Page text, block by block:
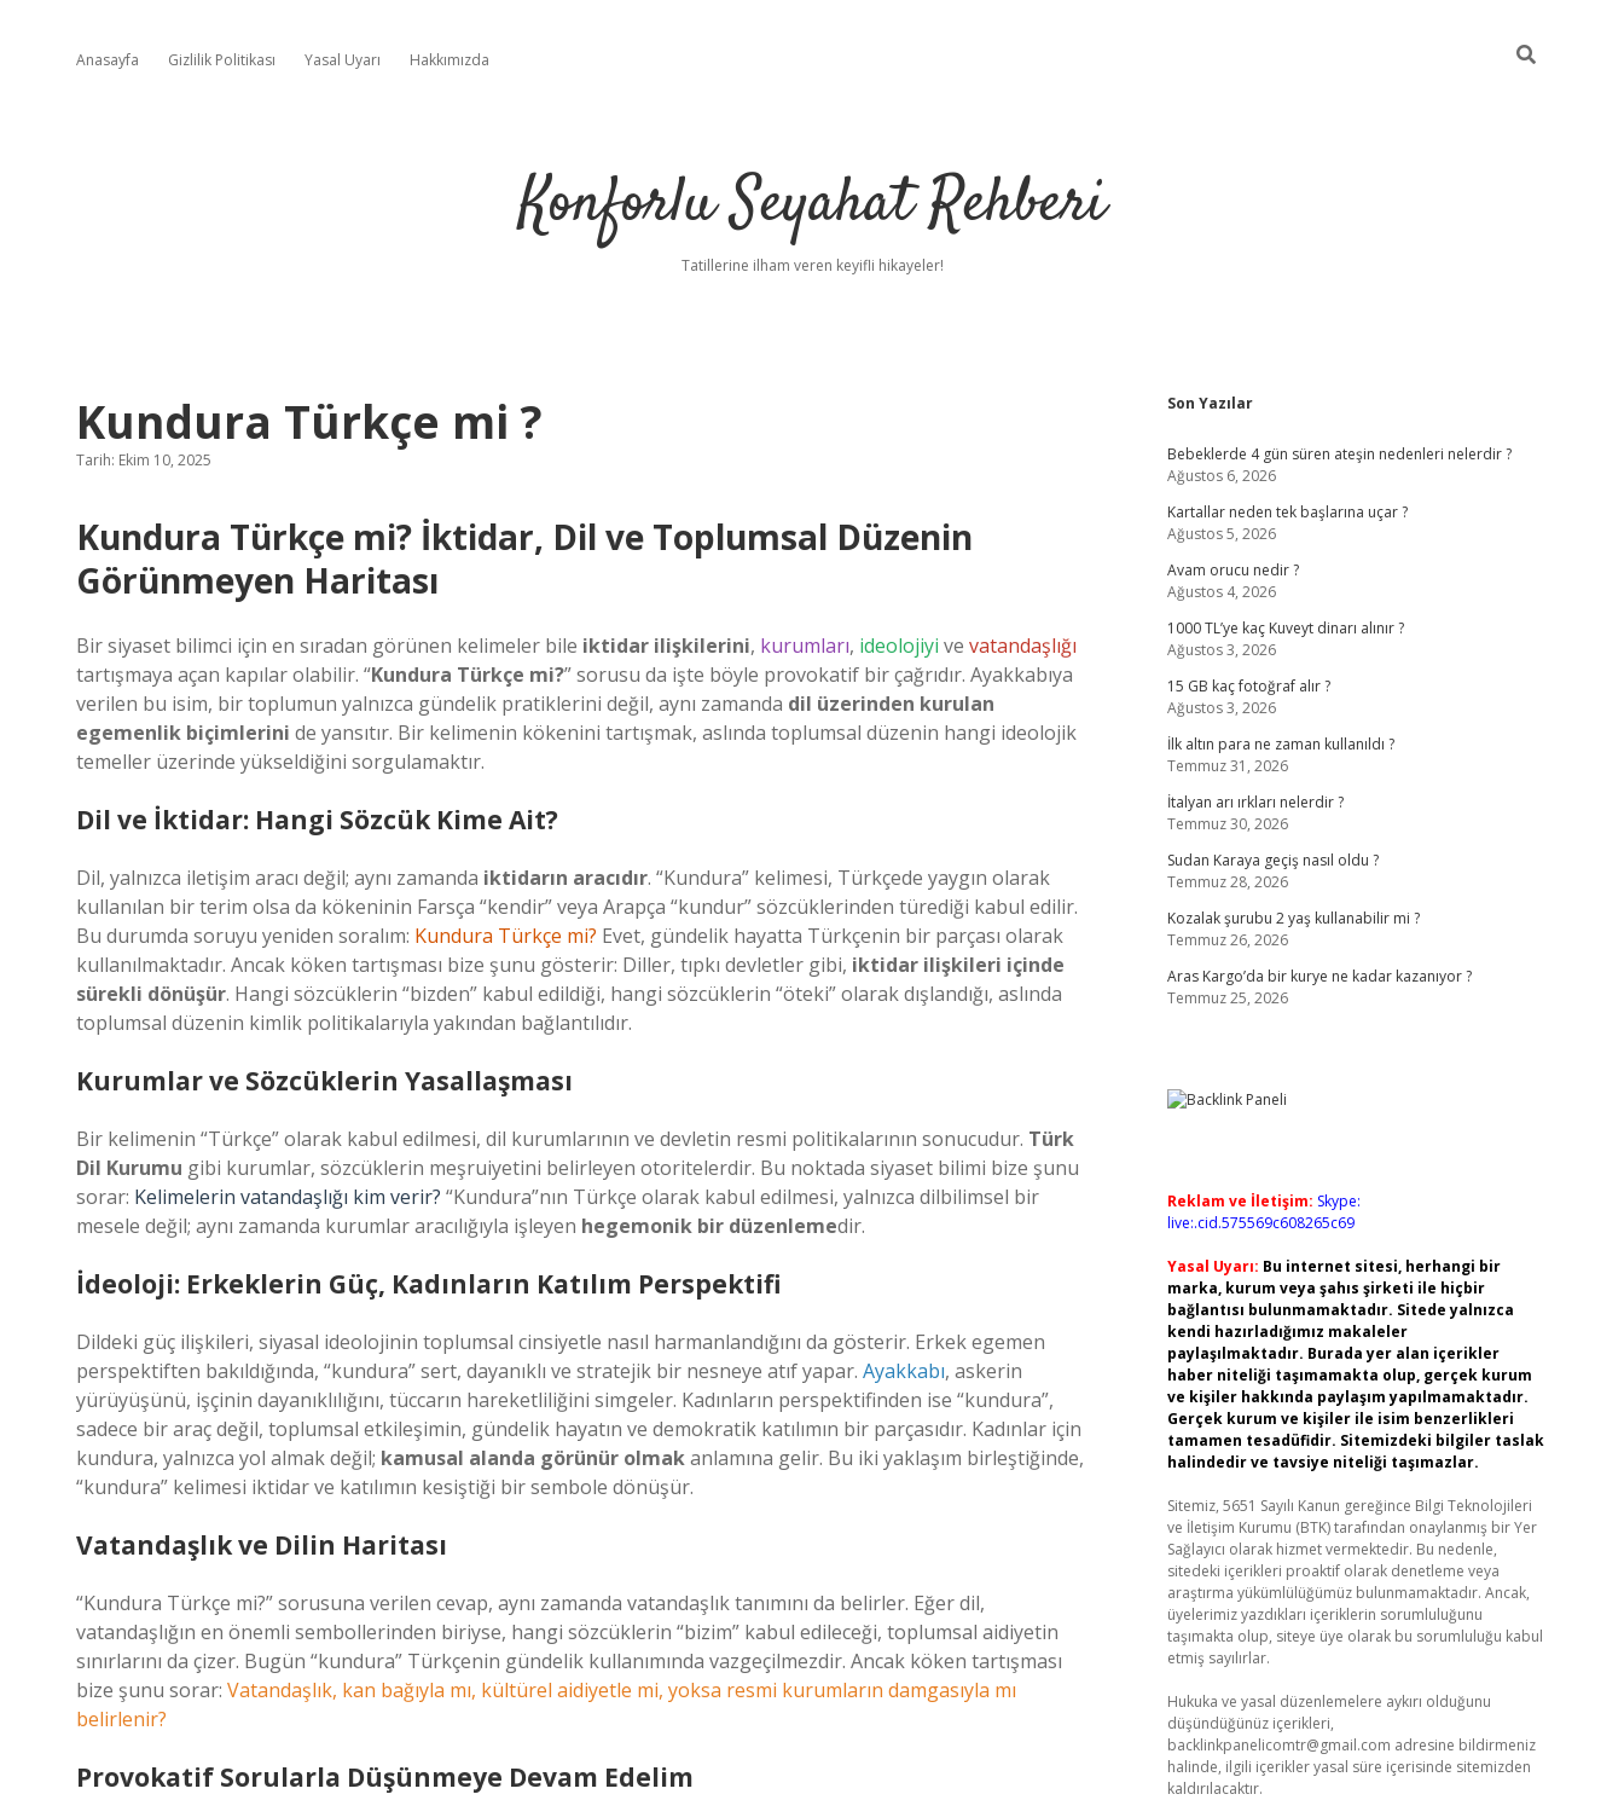
Anasayfa Gizlilik Politikası Yasal Uyarı Hakkımızda
Konforlu Seyahat Rehberi
Tatillerine ilham veren keyifli hikayeler!
Kundura Türkçe mi ?
Tarih: Ekim 10, 2025
Kundura Türkçe mi? İktidar, Dil ve Toplumsal Düzenin
Görünmeyen Haritası
Bir siyaset bilimci için en sıradan görünen kelimeler bile iktidar ilişkilerini, kurumları, ideolojiyi ve vatandaşlığı
tartışmaya açan kapılar olabilir. “Kundura Türkçe mi?” sorusu da işte böyle provokatif bir çağrıdır. Ayakkabıya
verilen bu isim, bir toplumun yalnızca gündelik pratiklerini değil, aynı zamanda dil üzerinden kurulan
egemenlik biçimlerini de yansıtır. Bir kelimenin kökenini tartışmak, aslında toplumsal düzenin hangi ideolojik
temeller üzerinde yükseldiğini sorgulamaktır.
Dil ve İktidar: Hangi Sözcük Kime Ait?
Dil, yalnızca iletişim aracı değil; aynı zamanda iktidarın aracıdır. “Kundura” kelimesi, Türkçede yaygın olarak
kullanılan bir terim olsa da kökeninin Farsça “kendir” veya Arapça “kundur” sözcüklerinden türediği kabul edilir.
Bu durumda soruyu yeniden soralım: Kundura Türkçe mi? Evet, gündelik hayatta Türkçenin bir parçası olarak
kullanılmaktadır. Ancak köken tartışması bize şunu gösterir: Diller, tıpkı devletler gibi, iktidar ilişkileri içinde
sürekli dönüşür. Hangi sözcüklerin “bizden” kabul edildiği, hangi sözcüklerin “öteki” olarak dışlandığı, aslında
toplumsal düzenin kimlik politikalarıyla yakından bağlantılıdır.
Kurumlar ve Sözcüklerin Yasallaşması
Bir kelimenin “Türkçe” olarak kabul edilmesi, dil kurumlarının ve devletin resmi politikalarının sonucudur. Türk
Dil Kurumu gibi kurumlar, sözcüklerin meşruiyetini belirleyen otoritelerdir. Bu noktada siyaset bilimi bize şunu
sorar: Kelimelerin vatandaşlığı kim verir? “Kundura”nın Türkçe olarak kabul edilmesi, yalnızca dilbilimsel bir
mesele değil; aynı zamanda kurumlar aracılığıyla işleyen hegemonik bir düzenlemedir.
İdeoloji: Erkeklerin Güç, Kadınların Katılım Perspektifi
Dildeki güç ilişkileri, siyasal ideolojinin toplumsal cinsiyetle nasıl harmanlandığını da gösterir. Erkek egemen
perspektiften bakıldığında, “kundura” sert, dayanıklı ve stratejik bir nesneye atıf yapar. Ayakkabı, askerin
yürüyüşünü, işçinin dayanıklılığını, tüccarın hareketliliğini simgeler. Kadınların perspektifinden ise “kundura”,
sadece bir araç değil, toplumsal etkileşimin, gündelik hayatın ve demokratik katılımın bir parçasıdır. Kadınlar için
kundura, yalnızca yol almak değil; kamusal alanda görünür olmakanlamına gelir. Bu iki yaklaşım birleştiğinde,
“kundura” kelimesi iktidar ve katılımın kesiştiği bir sembole dönüşür.
Vatandaşlık ve Dilin Haritası
“Kundura Türkçe mi?” sorusuna verilen cevap, aynı zamanda vatandaşlık tanımını da belirler. Eğer dil,
vatandaşlığın en önemli sembollerinden biriyse, hangi sözcüklerin “bizim” kabul edileceği, toplumsal aidiyetin
sınırlarını da çizer. Bugün “kundura” Türkçenin gündelik kullanımında vazgeçilmezdir. Ancak köken tartışması
bize şunu sorar: Vatandaşlık, kan bağıyla mı, kültürel aidiyetle mi, yoksa resmi kurumların damgasıyla mı
belirlenir?
Provokatif Sorularla Düşünmeye Devam Edelim
Sidebar
Son Yazılar
Bebeklerde 4 gün süren ateşin nedenleri nelerdir ?
Ağustos 6, 2026
Kartallar neden tek başlarına uçar ?
Ağustos 5, 2026
Avam orucu nedir ?
Ağustos 4, 2026
1000 TL’ye kaç Kuveyt dinarı alınır ?
Ağustos 3, 2026
15 GB kaç fotoğraf alır ?
Ağustos 3, 2026
İlk altın para ne zaman kullanıldı ?
Temmuz 31, 2026
İtalyan arı ırkları nelerdir ?
Temmuz 30, 2026
Sudan Karaya geçiş nasıl oldu ?
Temmuz 28, 2026
Kozalak şurubu 2 yaş kullanabilir mi ?
Temmuz 26, 2026
Aras Kargo’da bir kurye ne kadar kazanıyor ?
Temmuz 25, 2026
Reklam ve İletişim: Skype:
live:.cid.575569c608265c69
Yasal Uyarı: Bu internet sitesi, herhangi bir
marka, kurum veya şahıs şirketi ile hiçbir
bağlantısı bulunmamaktadır. Sitede yalnızca
kendi hazırladığımız makaleler
paylaşılmaktadır. Burada yer alan içerikler
haber niteliği taşımamakta olup, gerçek kurum
ve kişiler hakkında paylaşım yapılmamaktadır.
Gerçek kurum ve kişiler ile isim benzerlikleri
tamamen tesadüfidir. Sitemizdeki bilgiler taslak
halindedir ve tavsiye niteliği taşımazlar.
Sitemiz, 5651 Sayılı Kanun gereğince Bilgi Teknolojileri
ve İletişim Kurumu (BTK) tarafından onaylanmış bir Yer
Sağlayıcı olarak hizmet vermektedir. Bu nedenle,
sitedeki içerikleri proaktif olarak denetleme veya
araştırma yükümlülüğümüz bulunmamaktadır. Ancak,
üyelerimiz yazdıkları içeriklerin sorumluluğunu
taşımakta olup, siteye üye olarak bu sorumluluğu kabul
etmiş sayılırlar.
Hukuka ve yasal düzenlemelere aykırı olduğunu
düşündüğünüz içerikleri,
backlinkpanelicomtr@gmail.com adresine bildirmeniz
halinde, ilgili içerikler yasal süre içerisinde sitemizden
kaldırılacaktır.